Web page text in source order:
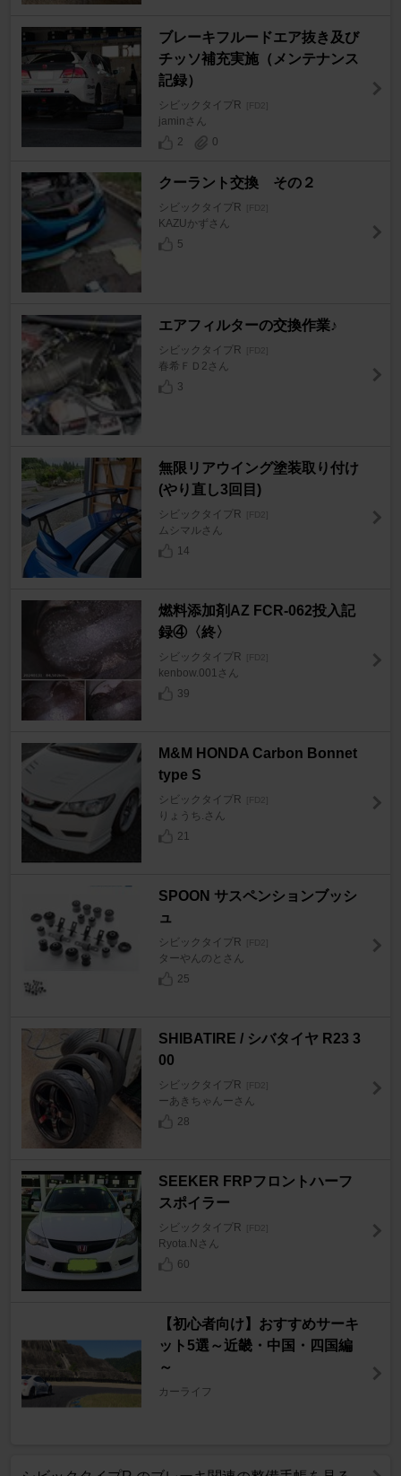
ブレーキフルードエア抜き及び
チッソ補充実施（メンテナンス
記録）
シビックタイプR [FD2]
jaminさん
2
0
クーラント交換 その２
シビックタイプR [FD2]
KAZUかずさん
5
エアフィルターの交換作業♪
シビックタイプR [FD2]
春希ＦＤ2さん
3
無限リアウイング塗装取り付け
(やり直し3回目)
シビックタイプR [FD2]
ムシマルさん
14
燃料添加剤AZ FCR-062投入記
録④〈終〉
シビックタイプR [FD2]
kenbow.001さん
39
M&M HONDA Carbon Bonnet
type S
シビックタイプR [FD2]
りょうち.さん
21
SPOON サスペンションブッシ
ュ
シビックタイプR [FD2]
ターやんのとさん
25
SHIBATIRE / シバタイヤ R23 3
00
シビックタイプR [FD2]
ーあきちゃんーさん
28
SEEKER FRPフロントハーフ
スポイラー
シビックタイプR [FD2]
Ryota.Nさん
60
【初心者向け】おすすめサーキ
ット5選～近畿・中国・四国編
～
カーライフ